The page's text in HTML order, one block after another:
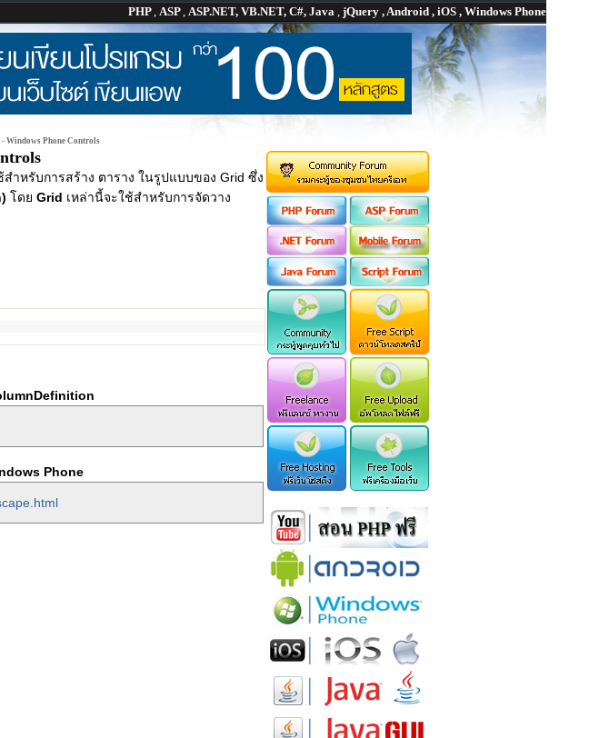
PHP, ASP, ASP.NET, VB.NET, C#, Java , jQuery , Android , iOS , Windows Phone
Windows Phone Controls
สำหรับการสร้าง ตาราง ในรูปแบบของ Grid ซึ่ง
โดย Grid เหล่านี้จะใช้สำหรับการจัดวาง
Phone